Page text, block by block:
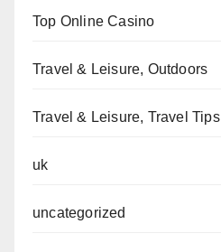
Top Online Casino
Travel & Leisure, Outdoors
Travel & Leisure, Travel Tips
uk
uncategorized